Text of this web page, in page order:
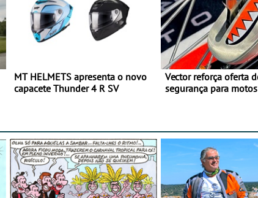
MT HELMETS apresenta o novo
capacete Thunder 4 R SV
Vector reforça oferta
segurança para